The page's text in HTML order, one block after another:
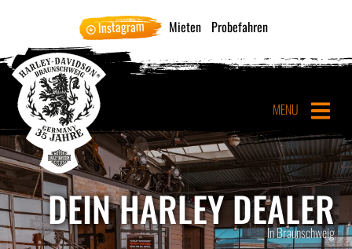
Instagram Mieten Probefahren
MENU
DEIN HARLEY DEALER
In Braunschweig